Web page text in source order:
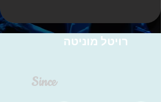
רויטל מוניטה
Since